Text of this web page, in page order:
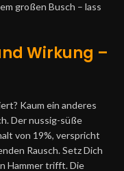
großen Busch – lass
Wirkung –
Kaum ein anderes
Der nussig-süße
von 19%, verspricht
Rausch. Setz Dich
Hammer trifft. Die